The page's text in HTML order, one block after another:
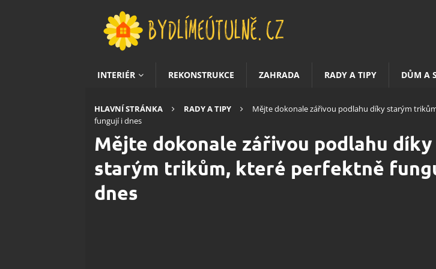
INTERIÉR REKONSTRUKCE ZAHRADA RADY A TIPY DŮM A
HLAVNÍ STRÁNKA RADY A TIPY
Mějte dokonale zářivou podlahu díky starým
fungují i dnes
Mějte dokonale zářivou podlahu díky
starým trikům, které perfektně
dnes